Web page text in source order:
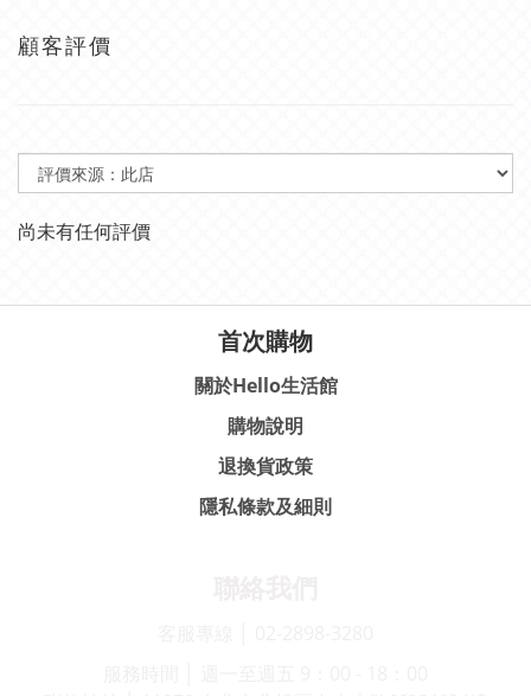
顧客評價
尚未有任何評價
首次購物
關於Hello生活館
購物說明
退換貨政策
隱私條款及細則